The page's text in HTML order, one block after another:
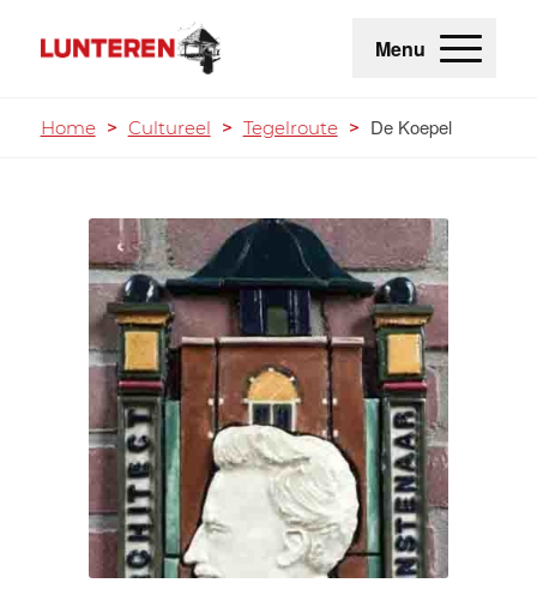
Menu
Home > Cultureel > Tegelroute > De Koepel